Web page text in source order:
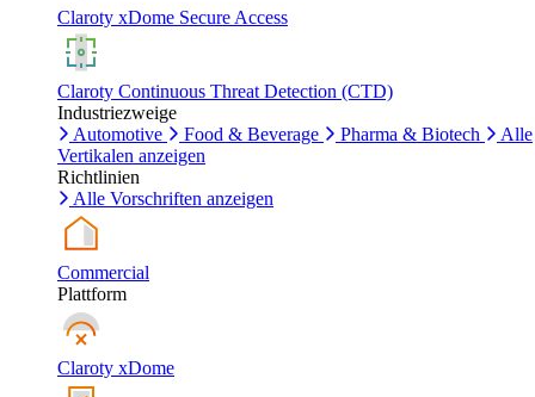
Claroty xDome Secure Access
Claroty Continuous Threat Detection (CTD)
Industriezweige
Automotive
Food & Beverage Pharma & Biotech
Alle
Vertikalen anzeigen
Richtlinien
Alle Vorschriften anzeigen
Commercial
Plattform
Claroty xDome